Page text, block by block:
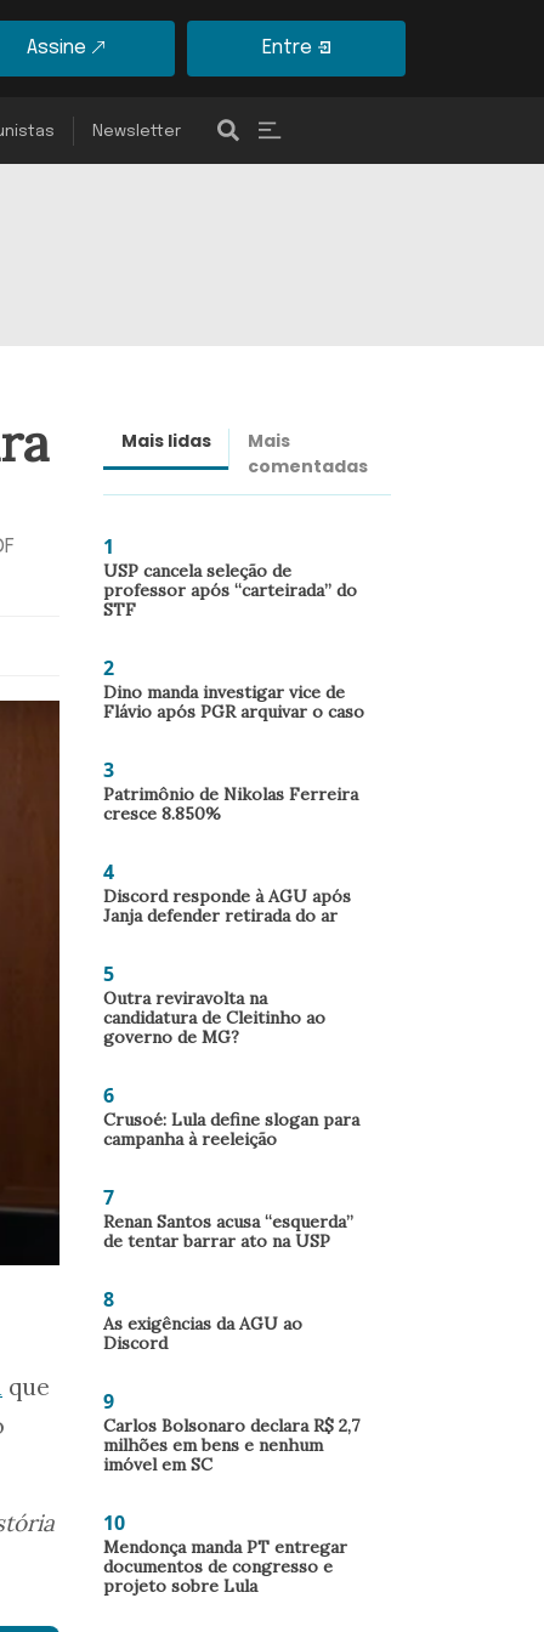
Assine Entre
Newsletter
que
Mais lidas
Mais
comentadas
1
USP cancela seleção de
professor após “carteirada” do
STF
2
Dino manda investigar vice de
Flávio após PGR arquivar o caso
3
Patrimônio de Nikolas Ferreira
cresce 8.850%
4
Discord responde à AGU após
Janja defender retirada do ar
5
Outra reviravolta na
candidatura de Cleitinho ao
governo de MG?
6
Crusoé: Lula define slogan para
campanha à reeleição
7
Renan Santos acusa “esquerda”
de tentar barrar ato na USP
8
As exigências da AGU ao
Discord
9
Carlos Bolsonaro declara R$ 2,7
milhões em bens e nenhum
imóvel em SC
10
Mendonça manda PT entregar
documentos de congresso e
projeto sobre Lula